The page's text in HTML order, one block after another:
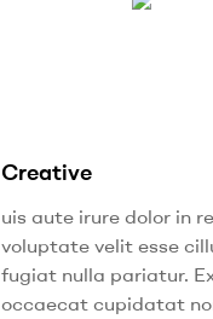
Creative
uis aute irure dolor in
voluptate velit esse
fugiat nulla pariatur.
occaecat cupidatat